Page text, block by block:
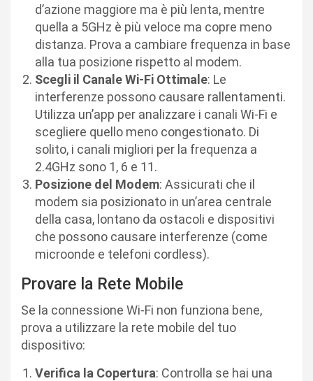
d’azione maggiore ma è più lenta, mentre
quella a 5GHz è più veloce ma copre meno
distanza. Prova a cambiare frequenza in base
alla tua posizione rispetto al modem.
Scegli il Canale Wi-Fi Ottimale: Le
interferenze possono causare rallentamenti.
Utilizza un’app per analizzare i canali Wi-Fi e
scegliere quello meno congestionato. Di
solito, i canali migliori per la frequenza a
2.4GHz sono 1, 6 e 11.
Posizione del Modem: Assicurati che il
modem sia posizionato in un’area centrale
della casa, lontano da ostacoli e dispositivi
che possono causare interferenze (come
microonde e telefoni cordless).
Provare la Rete Mobile
Se la connessione Wi-Fi non funziona bene,
prova a utilizzare la rete mobile del tuo
dispositivo:
Verifica la Copertura: Controlla se hai una